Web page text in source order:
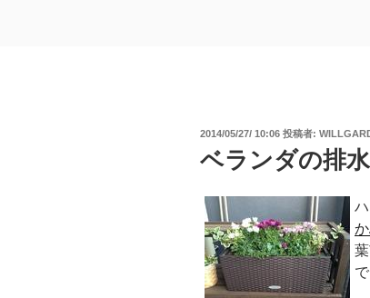
投
日:
2014/05/27/ 10:06 投稿者:
ベランダの排